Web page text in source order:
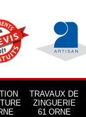
TRAVAUX DE
ZINGUERIE
61 ORNE